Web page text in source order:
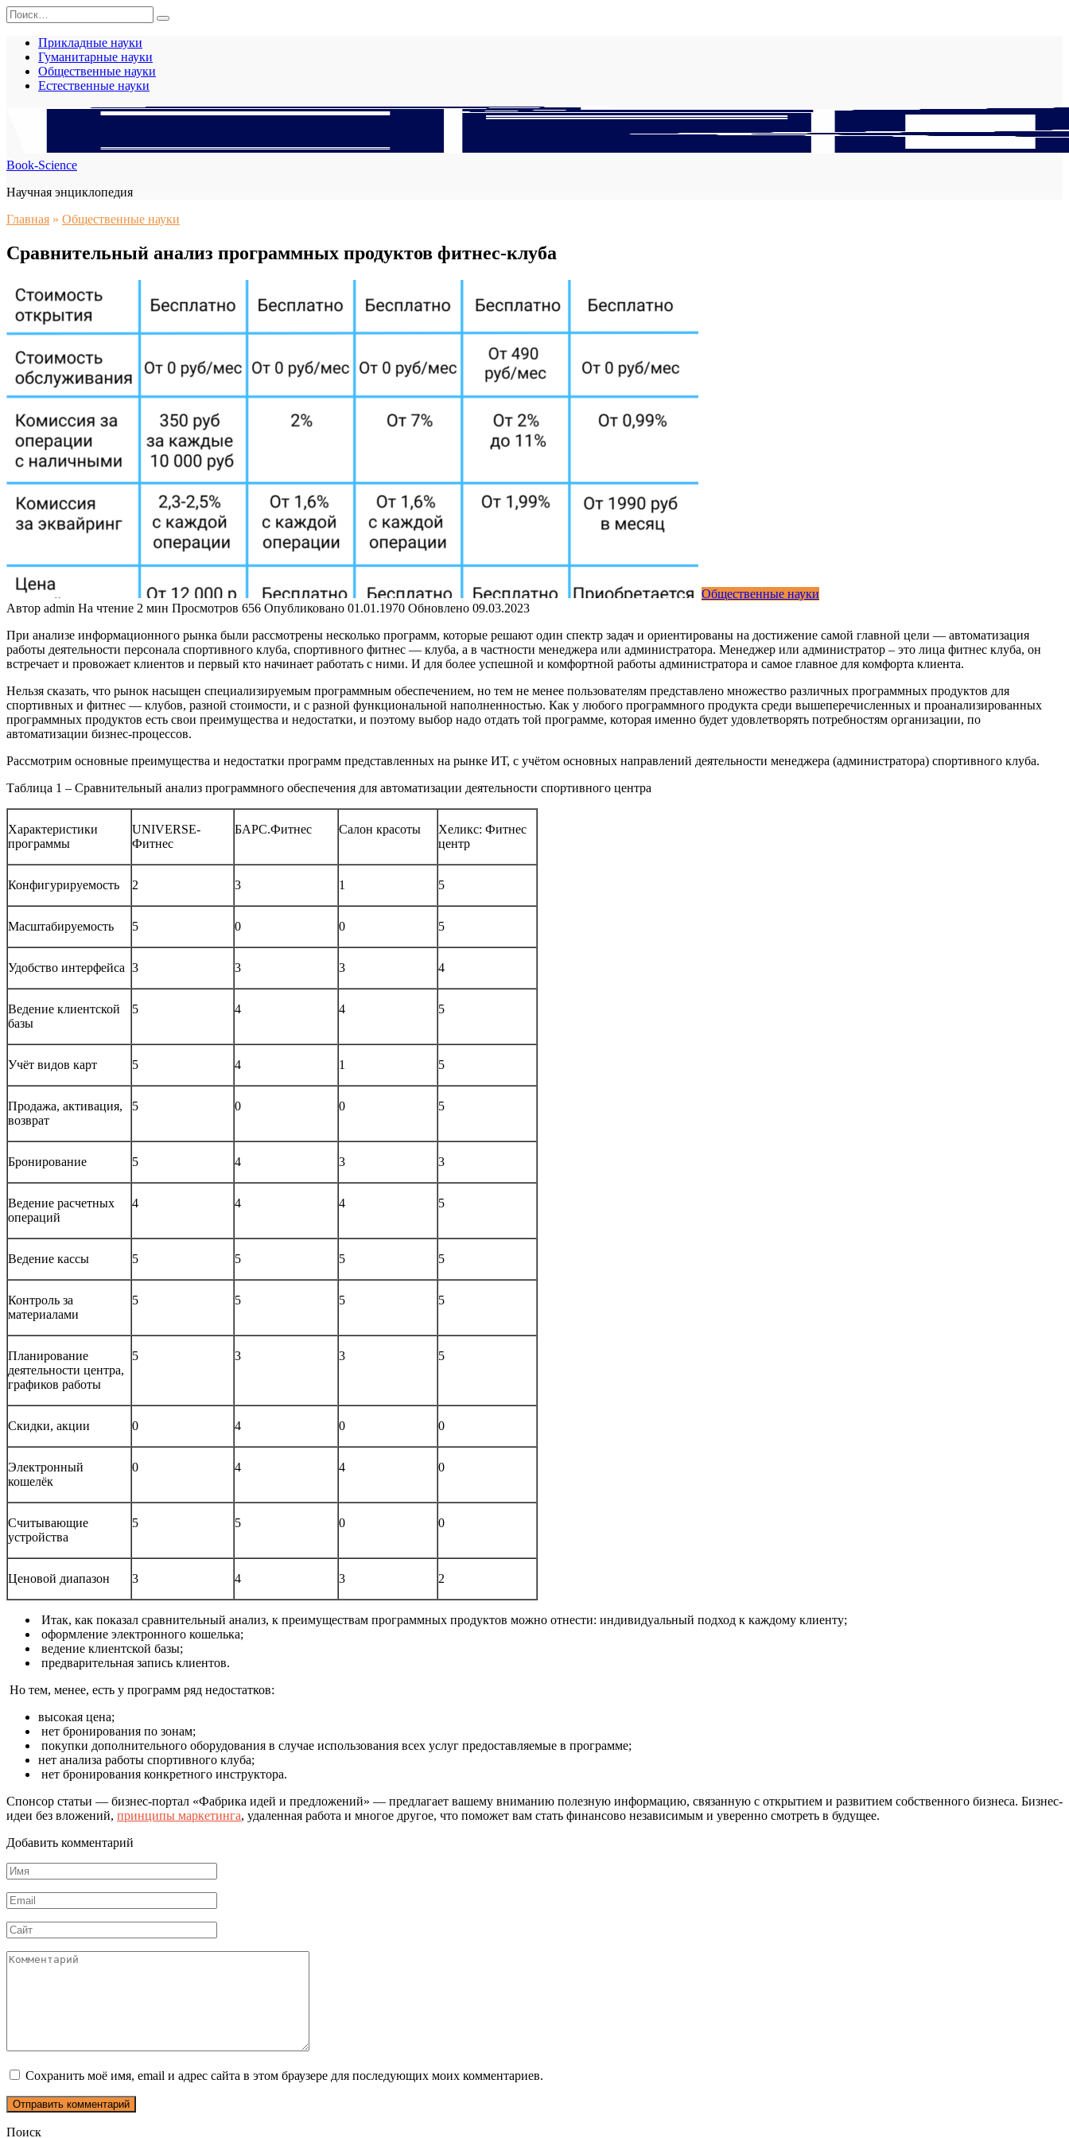
Перейти
к
содержанию
Search
for:
Прикладные науки
Гуманитарные науки
Общественные науки
Естественные науки
Book-Science
Научная энциклопедия
Главная » Общественные науки
Сравнительный анализ программных продуктов фитнес-клуба
Общественные науки
Автор admin На чтение 2 мин Просмотров 656 Опубликовано 01.01.1970 Обновлено 09.03.2023
При анализе информационного рынка были рассмотрены несколько программ, которые решают один спектр задач и ориентированы на достижение самой главной цели — автоматизация
работы деятельности персонала спортивного клуба, спортивного фитнес — клуба, а в частности менеджера или администратора. Менеджер или администратор – это лица фитнес клуба, он
встречает и провожает клиентов и первый кто начинает работать с ними. И для более успешной и комфортной работы администратора и самое главное для комфорта клиента.
Нельзя сказать, что рынок насыщен специализируемым программным обеспечением, но тем не менее пользователям представлено множество различных программных продуктов для
спортивных и фитнес — клубов, разной стоимости, и с разной функциональной наполненностью. Как у любого программного продукта среди вышеперечисленных и проанализированных
программных продуктов есть свои преимущества и недостатки, и поэтому выбор надо отдать той программе, которая именно будет удовлетворять потребностям организации, по
автоматизации бизнес-процессов.
Рассмотрим основные преимущества и недостатки программ представленных на рынке ИТ, с учётом основных направлений деятельности менеджера (администратора) спортивного клуба.
Таблица 1 – Сравнительный анализ программного обеспечения для автоматизации деятельности спортивного центра
Характеристики
программы
UNIVERSE-
Фитнес
БАРС.Фитнес Салон красоты
Хеликс: Фитнес
центр
Конфигурируемость 2 3 1 5
Масштабируемость 5 0 0 5
Удобство интерфейса 3 3 3 4
Ведение клиентской
базы
5 4 4 5
Учёт видов карт 5 4 1 5
Продажа, активация,
возврат
5 0 0 5
Бронирование 5 4 3 3
Ведение расчетных
операций
4 4 4 5
Ведение кассы 5 5 5 5
Контроль за
материалами
5 5 5 5
Планирование
деятельности центра,
графиков работы
5 3 3 5
Скидки, акции 0 4 0 0
Электронный
кошелёк
0 4 4 0
Считывающие
устройства
5 5 0 0
Ценовой диапазон 3 4 3 2
Итак, как показал сравнительный анализ, к преимуществам программных продуктов можно отнести: индивидуальный подход к каждому клиенту;
оформление электронного кошелька;
ведение клиентской базы;
предварительная запись клиентов.
Но тем, менее, есть у программ ряд недостатков:
высокая цена;
нет бронирования по зонам;
покупки дополнительного оборудования в случае использования всех услуг предоставляемые в программе;
нет анализа работы спортивного клуба;
нет бронирования конкретного инструктора.
Спонсор статьи — бизнес-портал «Фабрика идей и предложений» — предлагает вашему вниманию полезную информацию, связанную с открытием и развитием собственного бизнеса. Бизнес-
идеи без вложений, принципы маркетинга, удаленная работа и многое другое, что поможет вам стать финансово независимым и уверенно смотреть в будущее.
Добавить комментарий
Имя
*
Email
*
Сайт
Комментарий
Сохранить моё имя, email и адрес сайта в этом браузере для последующих моих комментариев.
Поиск